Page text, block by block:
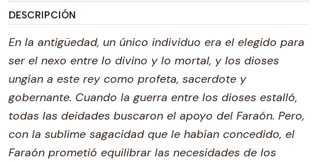
DESCRIPCIÓN
En la antigüedad, un único individuo era el elegido para
ser el nexo entre lo divino y lo mortal, y los dioses
ungían a este rey como profeta, sacerdote y
gobernante. Cuando la guerra entre los dioses estalló,
todas las deidades buscaron el apoyo del Faraón. Pero,
con la sublime sagacidad que le habían concedido, el
Faraón prometió equilibrar las necesidades de los